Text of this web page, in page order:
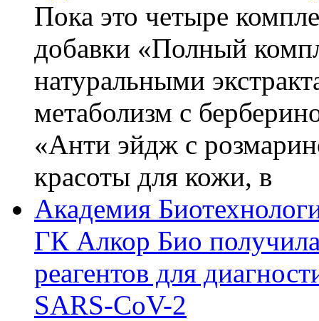
Пока это четыре
добавки «Полный
натуральными
метаболизм с
«Анти эйдж с
красоты для кожи, в
Академия
ГК Алкор Био
реагентов для
SARS-CoV-2